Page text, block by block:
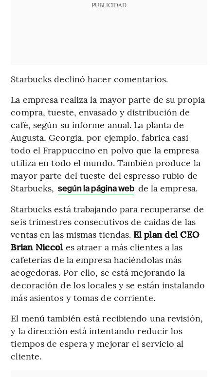
PUBLICIDAD
Starbucks declinó hacer comentarios.
La empresa realiza la mayor parte de su propia
compra, tueste, envasado y distribución de
café, según su informe anual. La planta de
Augusta, Georgia, por ejemplo, fabrica casi
todo el Frappuccino en polvo que la empresa
utiliza en todo el mundo. También produce la
mayor parte del tueste del espresso rubio de
Starbucks, según la página web de la empresa.
Starbucks está trabajando para recuperarse de
seis trimestres consecutivos de caídas de las
ventas en las mismas tiendas. El plan del CEO
Brian Niccol es atraer a más clientes a las
cafeterías de la empresa haciéndolas más
acogedoras. Por ello, se está mejorando la
decoración de los locales y se están instalando
más asientos y tomas de corriente.
El menú también está recibiendo una revisión,
y la dirección está intentando reducir los
tiempos de espera y mejorar el servicio al
cliente.